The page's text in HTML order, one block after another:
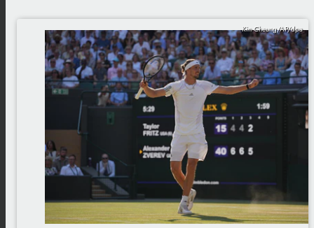
Kin Cheung/AP/dpa